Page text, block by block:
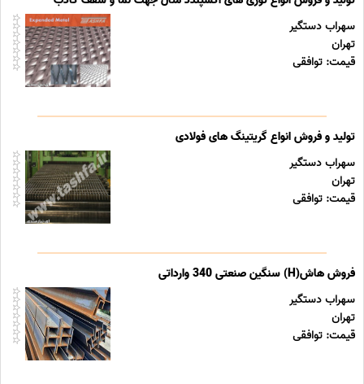
سهراب دستگیر
تهران
قیمت: توافقی
تولید و فروش انواع گریتینگ های فولادی
سهراب دستگیر
تهران
قیمت: توافقی
فروش هاش(H) سنگین صنعتی 340 وارداتی
سهراب دستگیر
تهران
قیمت: توافقی